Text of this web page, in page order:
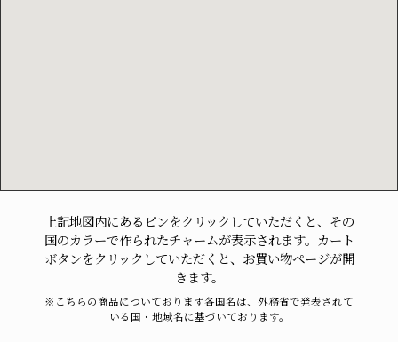
上記地図内にあるピンをクリックしていただくと、その
国のカラーで作られたチャームが表示されます。カート
ボタンをクリックしていただくと、お買い物ページが開
きます。
※こちらの商品についております各国名は、外務省で発表されて
いる国・地域名に基づいております。